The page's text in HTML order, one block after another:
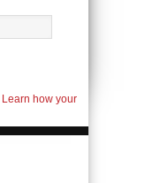
Learn how your